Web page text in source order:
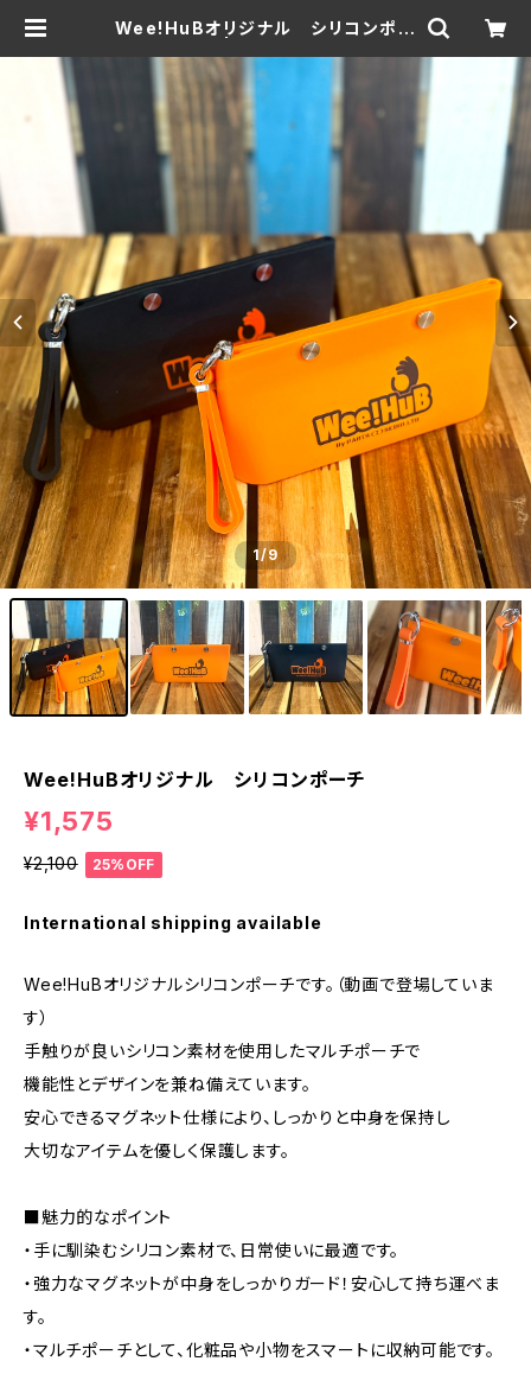
Wee!HuBオリジナル シリコンポー
1/9
Wee!HuBオリジナル シリコンポーチ
¥1,575
¥2,100 25%OFF
International shipping available
Wee!HuBオリジナルシリコンポーチです。（動画で登場していま
す）
手触りが良いシリコン素材を使用したマルチポーチで
機能性とデザインを兼ね備えています。
安心できるマグネット仕様により、しっかりと中身を保持し
大切なアイテムを優しく保護します。
■魅力的なポイント
・手に馴染むシリコン素材で、日常使いに最適です。
・強力なマグネットが中身をしっかりガード！安心して持ち運べま
す。
・マルチポーチとして、化粧品や小物をスマートに収納可能です。